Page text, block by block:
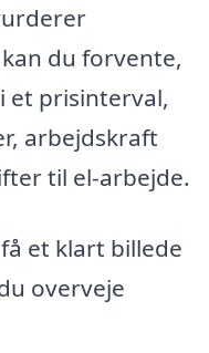
du forvente,
et prisinterval,
arbejdskraft
til el-arbejde.
et klart billede
overveje